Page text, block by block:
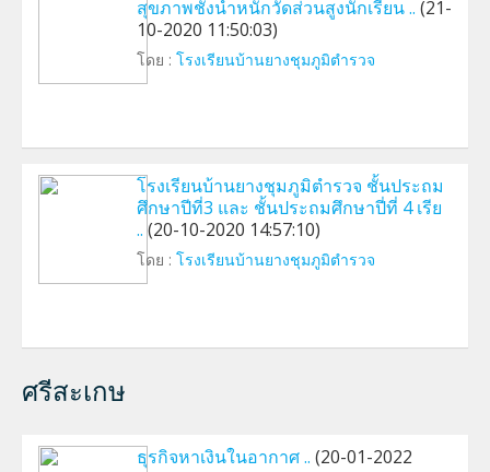
สุขภาพชั่งน้ำหนักวัดส่วนสูงนักเรียน .. (21-
10-2020 11:50:03)
โดย : โรงเรียนบ้านยางชุมภูมิตำรวจ
โรงเรียนบ้านยางชุมภูมิตำรวจ ชั้นประถม
ศึกษาปีที่3 และ ชั้นประถมศึกษาปี่ที่ 4 เรีย
.. (20-10-2020 14:57:10)
โดย : โรงเรียนบ้านยางชุมภูมิตำรวจ
ศรีสะเกษ
ธุรกิจหาเงินในอากาศ .. (20-01-2022